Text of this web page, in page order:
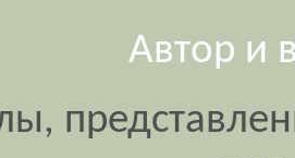
Автор и